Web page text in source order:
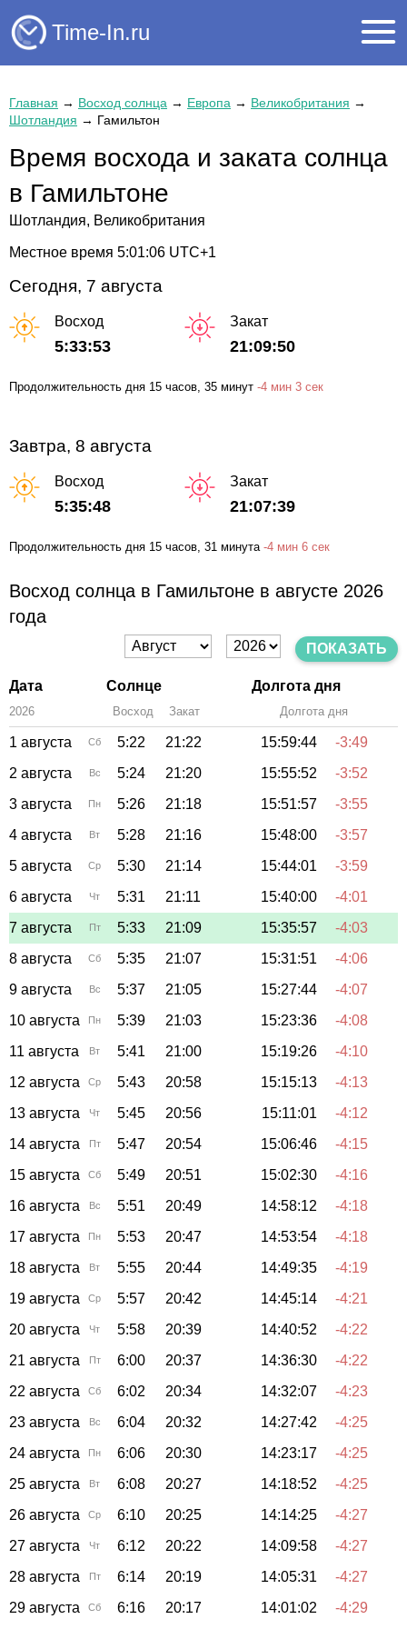
Time-In.ru
Главная → Восход солнца → Европа → Великобритания →
Шотландия → Гамильтон
Время восхода и заката солнца
в Гамильтоне
Шотландия, Великобритания
Местное время 5:01:06 UTC+1
Сегодня, 7 августа
Восход
5:33:53
Закат
21:09:50
Продолжительность дня 15 часов , 35 минут -4 мин 3 сек
Завтра, 8 августа
Восход
5:35:48
Закат
21:07:39
Продолжительность дня 15 часов, 31 минута-4 мин 6 сек
Восход солнца в Гамильтоне в августе 2026
года
ПОКАЗАТЬ
Дата Солнце Долгота дня
2026 Восход Закат Долгота дня
1 августа Сб 5:22 21:22 15:59:44
-3:49
2 августа
Вс 5:24 21:20 15:55:52
-3:52
3 августа
Пн 5:26 21:18 15:51:57
-3:55
4 августа
Вт 5:28 21:16 15:48:00
-3:57
5 августа
Ср 5:30 21:14 15:44:01
-3:59
6 августа
Чт 5:31 21:11 15:40:00
-4:01
7 августа
Пт 5:33 21:09 15:35:57
-4:03
8 августа
Сб 5:35 21:07 15:31:51
-4:06
9 августа
Вс 5:37 21:05 15:27:44
-4:07
10 августа
Пн 5:39 21:03 15:23:36
-4:08
11 августа
Вт 5:41 21:00 15:19:26
-4:10
12 августа
Ср 5:43 20:58 15:15:13
-4:13
13 августа
Чт 5:45 20:56 15:11:01
-4:12
14 августа
Пт 5:47 20:54 15:06:46
-4:15
15 августа
Сб 5:49 20:51 15:02:30
-4:16
16 августа
Вс 5:51 20:49 14:58:12
-4:18
17 августа
Пн 5:53 20:47 14:53:54
-4:18
18 августа
Вт 5:55 20:44 14:49:35
-4:19
19 августа
Ср 5:57 20:42 14:45:14
-4:21
20 августа
Чт 5:58 20:39 14:40:52
-4:22
21 августа
Пт 6:00 20:37 14:36:30
-4:22
22 августа
Сб 6:02 20:34 14:32:07
-4:23
23 августа
Вс 6:04 20:32 14:27:42
-4:25
24 августа
Пн 6:06 20:30 14:23:17
-4:25
25 августа
Вт 6:08 20:27 14:18:52
-4:25
26 августа
Ср 6:10 20:25 14:14:25
-4:27
27 августа
Чт 6:12 20:22 14:09:58
-4:27
28 августа
Пт 6:14 20:19 14:05:31
-4:27
29 августа
Сб 6:16 20:17 14:01:02 -4:29